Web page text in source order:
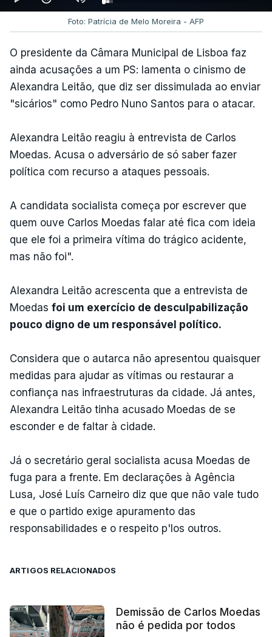
Foto: Patrícia de Melo Moreira - AFP
O presidente da Câmara Municipal de Lisboa faz
ainda acusações a um PS: lamenta o cinismo de
Alexandra Leitão, que diz ser dissimulada ao enviar
"sicários" como Pedro Nuno Santos para o atacar.
Alexandra Leitão reagiu à entrevista de Carlos
Moedas. Acusa o adversário de só saber fazer
política com recurso a ataques pessoais.
A candidata socialista começa por escrever que
quem ouve Carlos Moedas falar até fica com ideia
que ele foi a primeira vítima do trágico acidente,
mas não foi".
Alexandra Leitão acrescenta que a entrevista de
Moedas foi um exercício de desculpabilização
pouco digno de um responsável político.
Considera que o autarca não apresentou quaisquer
medidas para ajudar as vítimas ou restaurar a
confiança nas infraestruturas da cidade. Já antes,
Alexandra Leitão tinha acusado Moedas de se
esconder e de faltar à cidade.
Já o secretário geral socialista acusa Moedas de
fuga para a frente. Em declarações à Agência
Lusa, José Luís Carneiro diz que que não vale tudo
e que o partido exige apuramento das
responsabilidades e o respeito p'los outros.
ARTIGOS RELACIONADOS
Demissão de Carlos Moedas
não é pedida por todos